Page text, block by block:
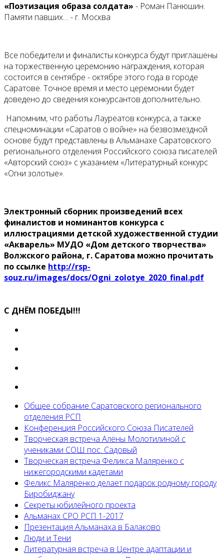
«Поэтизация образа солдата» - Роман Панюшин.
Памяти павших… - г. Москва
Все победители и финалисты конкурса будут приглашены
на торжественную церемонию награждения, которая
состоится в сентябре - октябре этого года в городе
Саратове. Точное время и место церемонии будет
доведено до сведения конкурсантов дополнительно.
Напомним, что работы Лауреатов конкурса, а также
спецноминации «Саратов о войне» на безвозмездной
основе будут представлены в Альманахе Саратовского
регионального отделения Российского союза писателей
«Авторский союз» с указанием «Литературный конкурс
«Огни золотые».
Электронный сборник произведений всех
финалистов и номинантов конкурса с
иллюстрациями детской художественной студии
«Акварель» МУДО «Дом детского творчества»
Волжского района, г. Саратова можно прочитать
по ссылке http://rsp-
souz.ru/images/docs/Ogni_zolotye_2020_final.pdf
С ДНЁМ ПОБЕДЫ!!!
Общее собрание Саратовского регионального
отделения РСП
Конференция Российского Союза Писателей
Творческая встреча Алёны Молотилиной с
учениками СОШ пос. Садовый
Творческая встреча Феликса Маляренко с
нижегородскими кадетами
Феликс Маляренко делает подарок родному городу
Биробиджану
Секреты юбилейного проекта
Альманах СРО РСП 1-2017
Презентация Альманаха в Балаково
Люди и Тени
Литературная встреча в Центре адаптации и